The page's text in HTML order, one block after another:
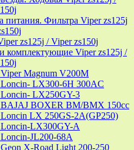
питания. Фильтра Viper zs125j
zs125j / Viper zs150j
комплектующие Viper zs125j /
Viper Magnum V200M
Loncin- LX300-6H 300AC
Loncin- LX250GY-3
BAJAJ BOXER BM/ВМX 150cc
Loncin LX 250GS-2A(GP250)
Loncin-LX300GY-A
JL200-68A
X-Road Light 200-250